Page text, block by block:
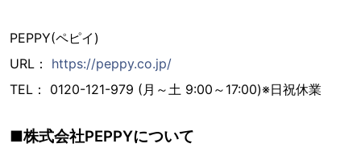
PEPPY(ペピイ)
URL： https://peppy.co.jp/
TEL： 0120-121-979 (月～土 9:00～17:00)※日祝休業
■株式会社PEPPYについて